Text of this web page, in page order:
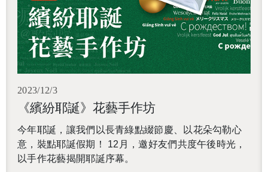
2023/12/3
《繽紛耶誕》花藝手作坊
今年耶誕，讓我們以長青綠點綴節慶、以花朵勾勒心
意，裝點耶誕假期！ 12月，邀好友們共度午後時光，
以手作花藝揭開耶誕序幕。